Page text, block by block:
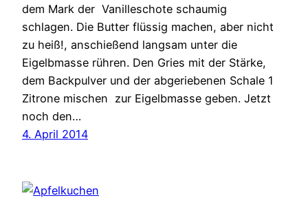
dem Mark der Vanilleschote schaumig
schlagen. Die Butter flüssig machen, aber nicht
zu heiß!, anschießend langsam unter die
Eigelbmasse rühren. Den Gries mit der Stärke,
dem Backpulver und der abgeriebenen Schale 1
Zitrone mischen zur Eigelbmasse geben. Jetzt
noch den…
4. April 2014